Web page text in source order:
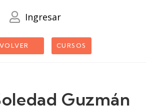
Ingresar
VOLVER CURSOS
Guzmán